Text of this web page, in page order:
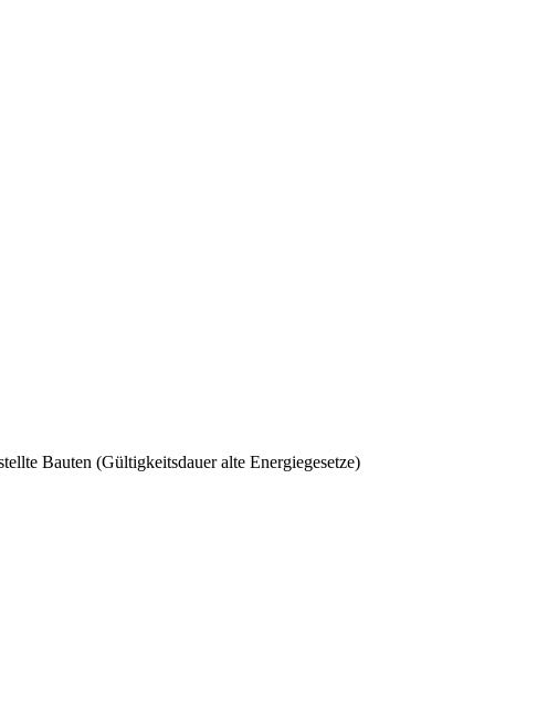
Bauten (Gültigkeitsdauer alte Energiegesetze)